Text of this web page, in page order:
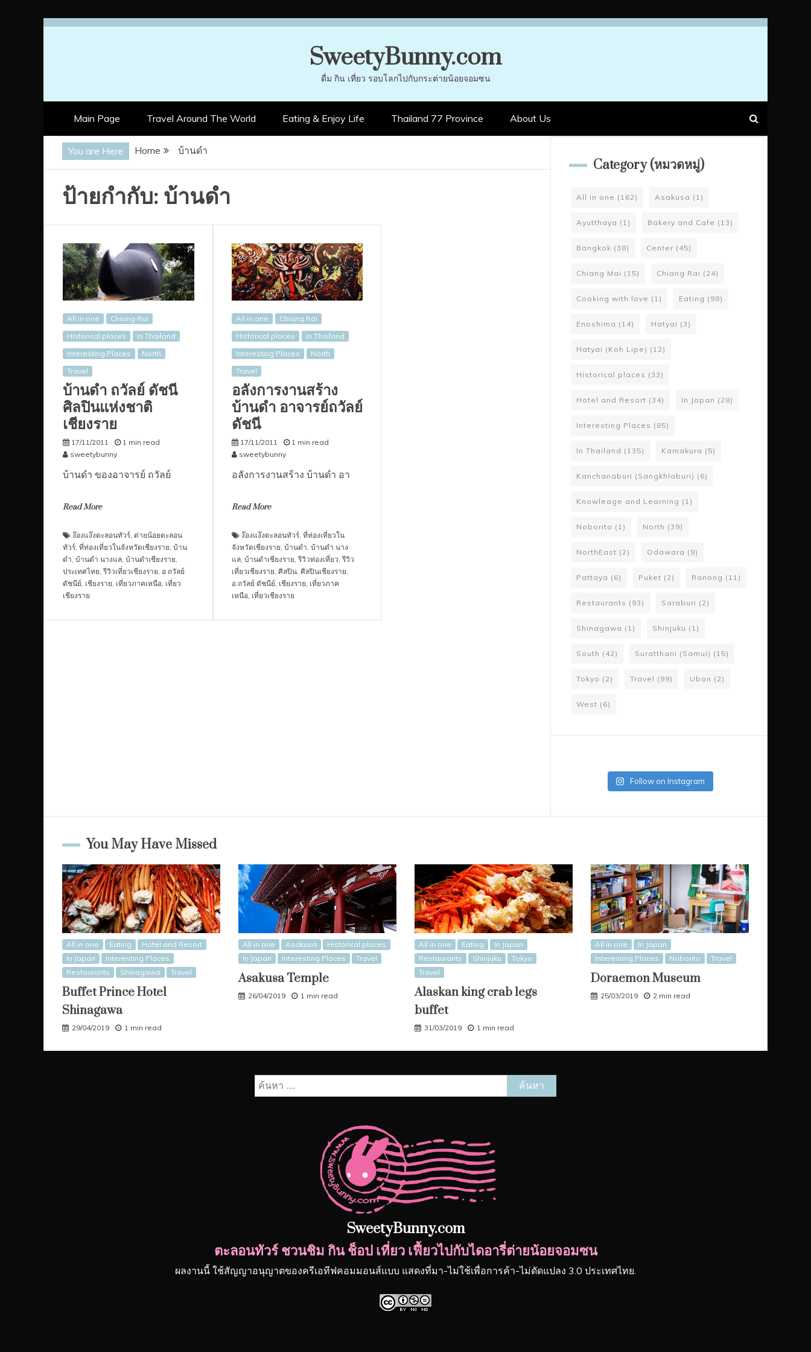
Skip
SweetyBunny.com
ดื่ม กิน เที่ยว รอบโลกไปกับกระต่ายน้อยจอมซน
Main Page Travel Around The World Eating & Enjoy Life Thailand 77 Province About Us
You are Here Home บ้านดำ
ป้ายกำกับ: บ้านดำ
All in one
Chiang Rai
Historical places
In Thailand
Interesting Places
North
Travel
บ้านดำ ถวัลย์ ดัชนี
ศิลปินแห่งชาติ
เชียงราย
17/11/2011
1 min read
sweetybunny
บ้านดำ ของอาจารย์ ถวัลย์
Read More
ง๊องแง๊งตะลอนทัวร์ ต่ายน้อยตะลอน
ทัวร์ ที่ท่องเที่ยวในจังหวัดเชียงราย บ้าน
ดำ บ้านดำ นางแล บ้านดำเชียงราย
ประเทศไทย ,รีวิวเที่ยวเชียงราย อ.ถวัลย์
ดัชนีย์ เชียงราย เที่ยวภาคเหนือ เที่ยว
เชียงราย
All in one
Chiang Rai
Historical places
In Thailand
Interesting Places
North
Travel
อลังการงานสร้าง
บ้านดำ อาจารย์ถวัลย์
ดัชนี
17/11/2011
1 min read
sweetybunny
อลังการงานสร้าง บ้านดำ อา
Read More
ง๊องแง๊งตะลอนทัวร์, ที่ท่องเที่ยวใน
จังหวัดเชียงราย บ้านดำ บ้านดำ นาง
แล, บ้านดำเชียงราย ,รีวิวท่องเที่ยว ,รีวิว
เที่ยวเชียงราย ศิลปิน, ศิลปินเชียงราย
อ.ถวัลย์ ดัชนีย์, เชียงราย เที่ยวภาค
เหนือ, เที่ยวเชียงราย
Category (หมวดหมู่)
All in one (162) Asakusa (1)
Ayutthaya (1) Bakery and Cafe (13)
Bangkok (38) Center(45)
Chiang Mai (15) Chiang Rai (24)
Cooking with love (1) Eating (98)
Enoshima (14) Hatyai (3)
Hatyai (Koh Lipe) (12)
Historical places (33)
Hotel and Resort (34) In Japan (28)
Interesting Places (85)
In Thailand (135) Kamakura (5)
Kanchanaburi (Sangkhlaburi) (6)
Knowleage and Learning (1)
Noborito (1) North (39)
NorthEast (2) Odawara (9)
Pattaya (6) Puket (2) Ranong (11)
Restaurants (93) Saraburi (2)
Shinagawa (1) Shinjuku (1)
South (42) Suratthani (Samui) (15)
Tokyo (2) Travel (99) Ubon (2)
West (6)
Follow on Instagram
You May Have Missed
All in one Eating
Hotel and Resort
In Japan
Interesting Places
Restaurants
Shinagawa Travel
Buffet Prince Hotel
Shinagawa
29/04/2019 1 min read
All in one Asakusa
Historical places
In Japan
Interesting Places Travel
Asakusa Temple
26/04/2019 1 min read
All in one Eating
In Japan
Restaurants
Shinjuku
Tokyo
Travel
Alaskan king crab legs
buffet
31/03/2019 1 min read
All in one
In Japan
Interesting Places
Noborito Travel
Doraemon Museum
25/03/2019 2 min read
ค้นหา
สำหรับ:
SweetyBunny.com
ตะลอนทัวร์ ชวนชิม กิน ช็อป เที่ยว เฟี้ยวไปกับไดอารี่ต่ายน้อยจอมซน
ผลงานนี้ ใช้สัญญาอนุญาตของครีเอทีฟคอมมอนส์แบบ แสดงที่มา-ไม่ใช้เพื่อการค้า-ไม่ดัดแปลง 3.0 ประเทศไทย.